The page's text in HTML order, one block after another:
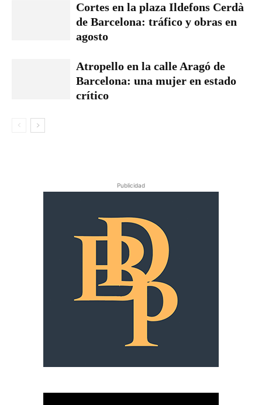
Cortes en la plaza Ildefons Cerdà
de Barcelona: tráfico y obras en
agosto
Atropello en la calle Aragó de
Barcelona: una mujer en estado
crítico
Publicidad